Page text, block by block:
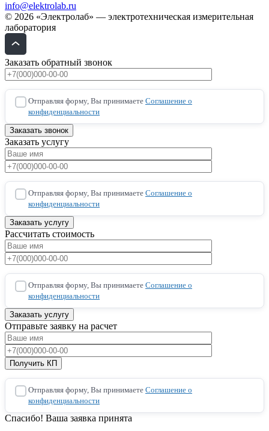
info@elektrolab.ru
© 2026 «Электролаб» — электротехническая измерительная
лаборатория
Заказать обратный звонок
Отправляя форму, Вы принимаете Соглашение о
конфиденциальности
Заказать услугу
Отправляя форму, Вы принимаете Соглашение о
конфиденциальности
Рассчитать стоимость
Отправляя форму, Вы принимаете Соглашение о
конфиденциальности
Отправьте заявку на расчет
Отправляя форму, Вы принимаете Соглашение о
конфиденциальности
Спасибо! Ваша заявка принята